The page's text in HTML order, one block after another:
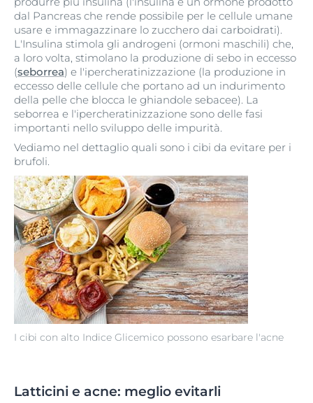
I cibi con alto Indice Glicemico possono esarbare l'acne
dal Pancreas che rende possibile per le cellule umane
usare e immagazzinare lo zucchero dai carboidrati).
L'Insulina stimola gli androgeni (ormoni maschili) che,
a loro volta, stimolano la produzione di sebo in eccesso
(seborrea) e l'ipercheratinizzazione (la produzione in
eccesso delle cellule che portano ad un indurimento
della pelle che blocca le ghiandole sebacee). La
seborrea e l'ipercheratinizzazione sono delle fasi
importanti nello sviluppo delle impurità.
Vediamo nel dettaglio quali sono i cibi da evitare per i
brufoli.
Latticini e acne: meglio evitarli